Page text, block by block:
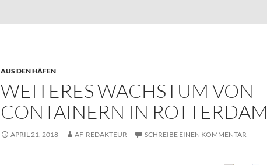
AUS DEN HÄFEN
WEITERES WACHSTUM VON
CONTAINERN IN ROTTERDAM
APRIL 21, 2018 AF-REDAKTEUR SCHREIBE EINEN KOMMENTAR